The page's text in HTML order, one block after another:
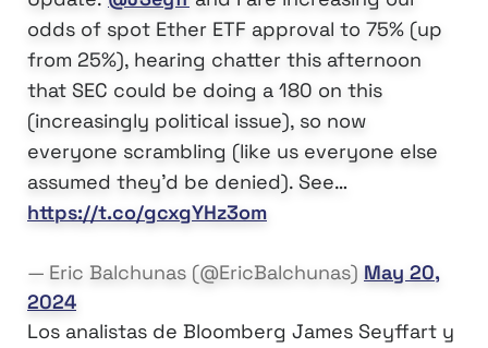
odds of spot Ether ETF approval to 75% (up
from 25%), hearing chatter this afternoon
that SEC could be doing a 180 on this
(increasingly political issue), so now
everyone scrambling (like us everyone else
assumed they'd be denied). See…
https://t.co/gcxgYHz3om
— Eric Balchunas (@EricBalchunas) May 20,
2024
Los analistas de Bloomberg James Seyffart y